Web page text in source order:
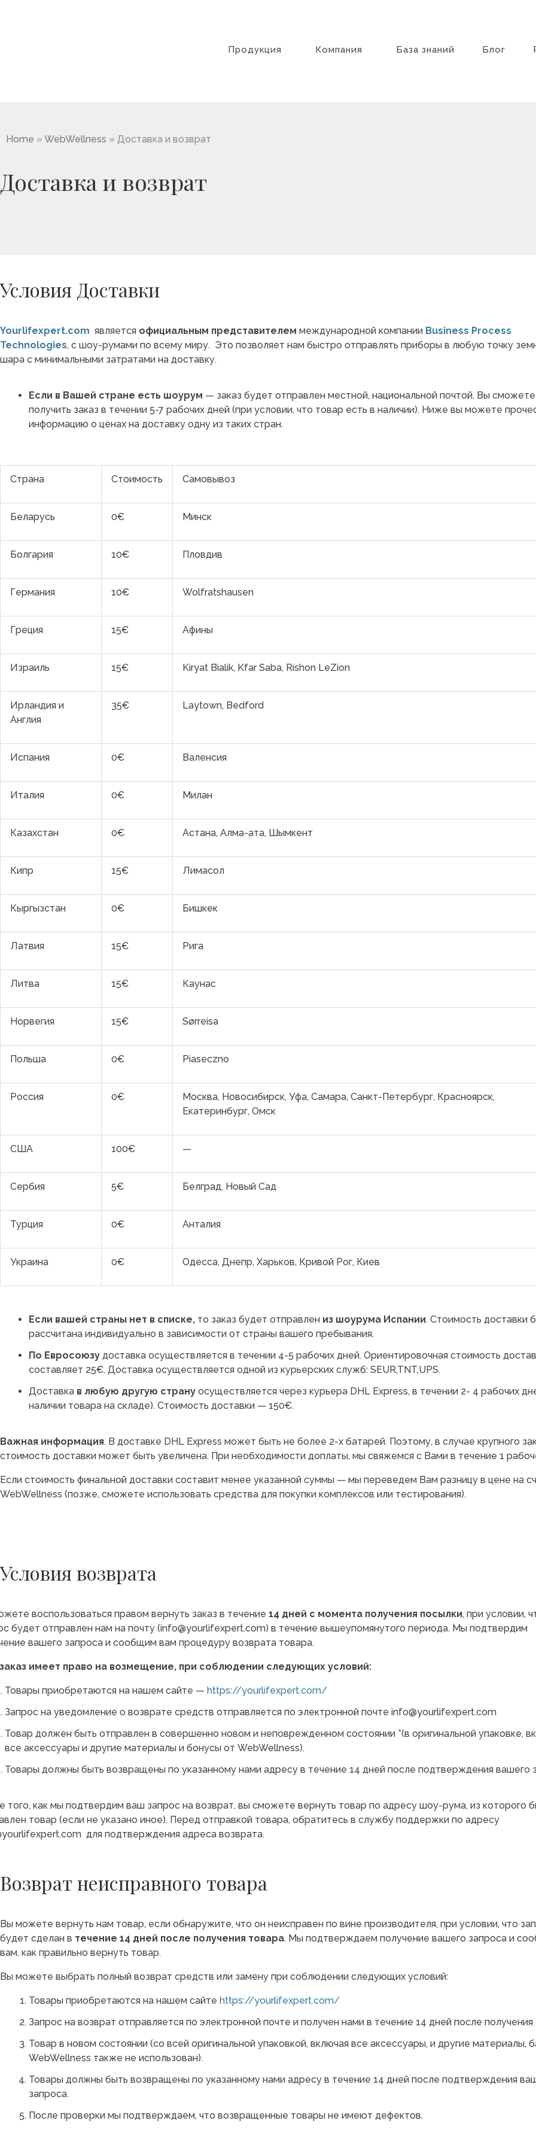
Продукция Компания База знаний Блог
Home » WebWellness » Доставка и возврат
Доставка и возврат
Условия Доставки
Yourlifexpert.com является официальным представителем международной компании Business Process
Technologies, с шоу-румами по всему миру. Это позволяет нам быстро отправлять приборы в любую точку
шара с минимальными затратами на доставку.
Если в Вашей стране есть шоурум — заказ будет отправлен местной, национальной почтой. Вы сможете
получить заказ в течении 5-7 рабочих дней (при условии, что товар есть в наличии). Ниже вы можете
информацию о ценах на доставку одну из таких стран.
Страна Стоимость Самовывоз
Беларусь 0€ Минск
Болгария 10€ Пловдив
Германия 10€ Wolfratshausen
Греция 15€ Афины
Израиль 15€ Kiryat Bialik, Kfar Saba, Rishon LeZion
Ирландия и
Англия
35€ Laytown, Bedford
Испания 0€ Валенсия
Италия 0€ Милан
Казахстан 0€ Астана, Алма-ата, Шымкент
Кипр 15€ Лимасол
Кыргызстан 0€ Бишкек
Латвия 15€ Рига
Литва 15€ Каунас
Норвегия 15€ Sørreisa
Польша 0€ Piaseczno
Россия 0€
Москва, Новосибирск, Уфа, Самара, Санкт-Петербург, Красноярск,
Екатеринбург, Омск
США 100€ —
Сербия 5€ Белград, Новый Сад
Турция 0€ Анталия
Украина 0€ Одесса, Днепр, Харьков, Кривой Рог, Киев
Если вашей страны нет в списке, то заказ будет отправлен из шоурума Испании. Стоимость доставки
рассчитана индивидуально в зависимости от страны вашего пребывания.
По Евросоюзу доставка осуществляется в течении 4-5 рабочих дней. Ориентировочная стоимость
составляет 25€. Доставка осуществляется одной из курьерских служб: SEUR,TNT,UPS.
Доставка в любую другую страну осуществляется через курьера DHL Express, в течении 2- 4 рабочих
наличии товара на складе). Стоимость доставки — 150€.
Важная информация. В доставке DHL Express может быть не более 2-х батарей. Поэтому, в случае крупного
стоимость доставки может быть увеличена. При необходимости доплаты, мы свяжемся с Вами в течение 1
Если стоимость финальной доставки составит менее указанной суммы — мы переведем Вам разницу в цене на
WebWellness (позже, сможете использовать средства для покупки комплексов или тестирования).
Условия возврата
воспользоваться правом вернуть заказ в течение 14 дней с момента получения посылки, при условии,
будет отправлен нам на почту (info@yourlifexpert.com) в течение вышеупомянутого периода. Мы подтвердим
вашего запроса и сообщим вам процедуру возврата товара.
имеет право на возмещение, при соблюдении следующих условий:
Товары приобретаются на нашем сайте — https://yourlifexpert.com/
Запрос на уведомление о возврате средств отправляется по электронной почте info@yourlifexpert.com
Товар должен быть отправлен в совершенно новом и неповрежденном состоянии *(в оригинальной упаковке,
все аксессуары и другие материалы и бонусы от WebWellness).
Товары должны быть возвращены по указанному нами адресу в течение 14 дней после подтверждения вашего
того, как мы подтвердим ваш запрос на возврат, вы сможете вернуть товар по адресу шоу-рума, из которого
товар (если не указано иное). Перед отправкой товара, обратитесь в службу поддержки по адресу
для подтверждения адреса возврата.
Возврат неисправного товара
Вы можете вернуть нам товар, если обнаружите, что он неисправен по вине производителя, при условии, что
будет сделан в течение 14 дней после получения товара. Мы подтверждаем получение вашего запроса и
вам, как правильно вернуть товар.
Вы можете выбрать полный возврат средств или замену при соблюдении следующих условий:
Товары приобретаются на нашем сайте https://yourlifexpert.com/
Запрос на возврат отправляется по электронной почте и получен нами в течение 14 дней после получения
Товар в новом состоянии (со всей оригинальной упаковкой, включая все аксессуары, и другие материалы,
WebWellness также не использован).
Товары должны быть возвращены по указанному нами адресу в течение 14 дней после подтверждения
запроса.
После проверки мы подтверждаем, что возвращенные товары не имеют дефектов.